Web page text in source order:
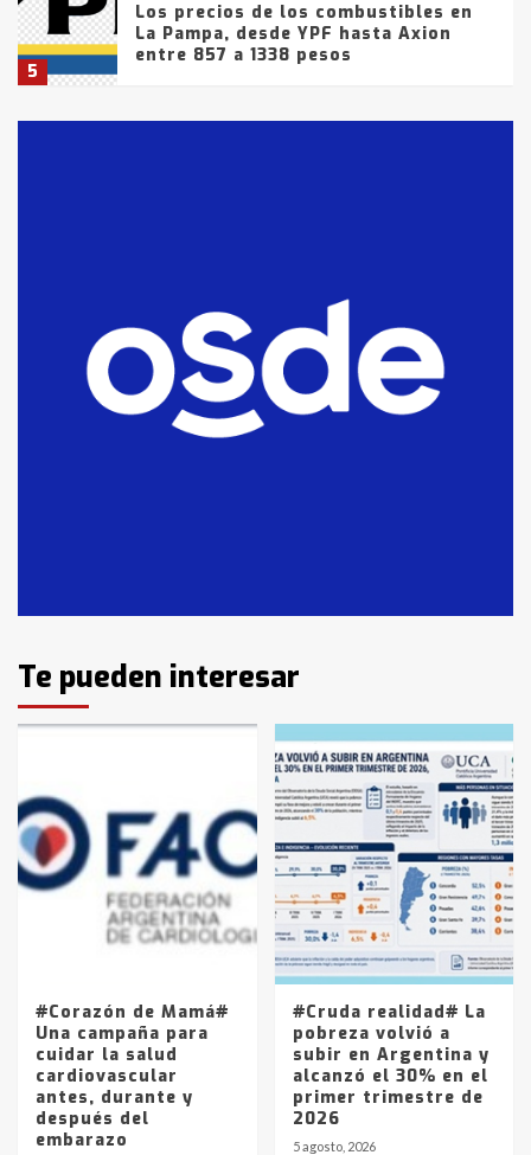
5
Los precios de los combustibles en
La Pampa, desde YPF hasta Axion
entre 857 a 1338 pesos
fueron detenidos por
comercialización de drogas en la
tarde del sábado
T.Lauquen: se vendió el edificio de
lo que fue la planta Industrial del
3
Identidad de los adolescentes
pampeanos que fueron
en la mañana del lunes
4
Accidente en Ruta 5: falleció un
joven de Trenque Lauquen
Los precios de los combustibles en
La Pampa, desde YPF hasta Axion
entre 857 a 1338 pesos
Te pueden interesar
#Corazón de Mamá#
Una campaña para
cuidar la salud
cardiovascular
antes, durante y
después del
embarazo
#Cruda realidad# La
pobreza volvió a
subir en Argentina y
alcanzó el 30% en el
primer trimestre de
2026
5 agosto, 2026